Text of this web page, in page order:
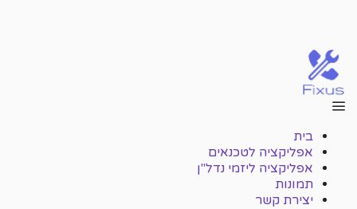
בית
אפליקציה לטכנאים
אפליקציה ליזמי נדל"ן
תמונות
יצירת קשר
ליזמי נדל"ן